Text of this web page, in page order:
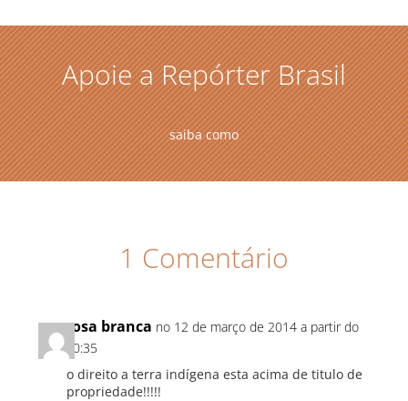
Apoie a Repórter Brasil
saiba como
1 Comentário
rosa branca no 12 de março de 2014 a partir do
20:35
o direito a terra indígena esta acima de titulo de
propriedade!!!!!